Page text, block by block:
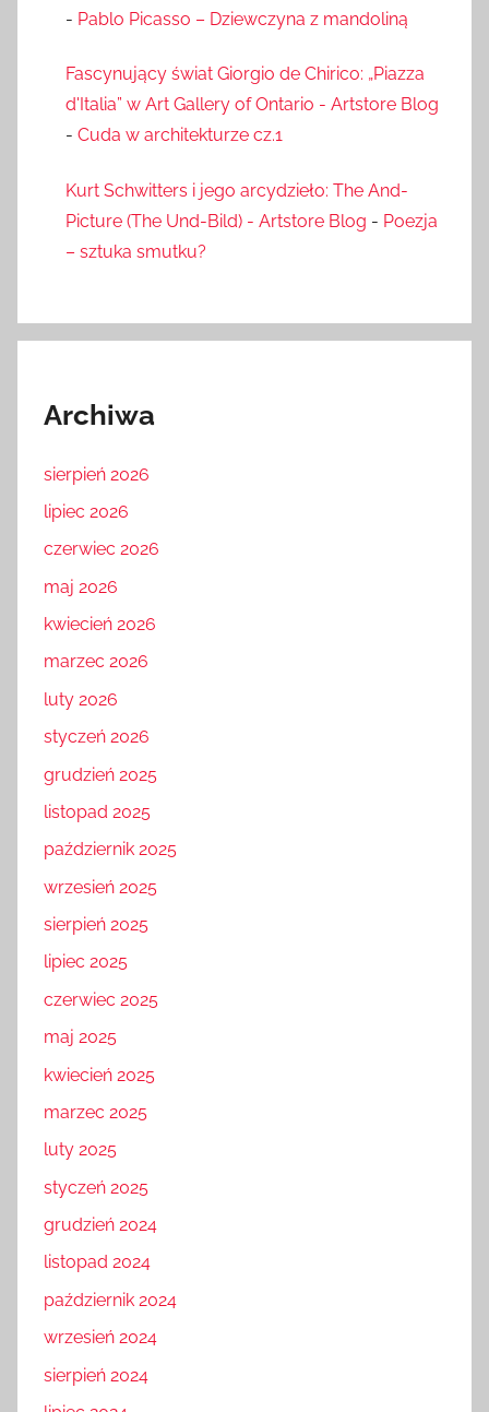
- Pablo Picasso – Dziewczyna z mandoliną
Fascynujący świat Giorgio de Chirico: „Piazza
d'Italia” w Art Gallery of Ontario - Artstore Blog
- Cuda w architekturze cz.1
Kurt Schwitters i jego arcydzieło: The And-
Picture (The Und-Bild) - Artstore Blog - Poezja
– sztuka smutku?
Archiwa
sierpień 2026
lipiec 2026
czerwiec 2026
maj 2026
kwiecień 2026
marzec 2026
luty 2026
styczeń 2026
grudzień 2025
listopad 2025
październik 2025
wrzesień 2025
sierpień 2025
lipiec 2025
czerwiec 2025
maj 2025
kwiecień 2025
marzec 2025
luty 2025
styczeń 2025
grudzień 2024
listopad 2024
październik 2024
wrzesień 2024
sierpień 2024